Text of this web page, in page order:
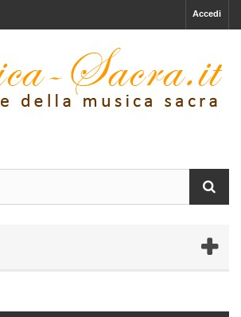
Accedi